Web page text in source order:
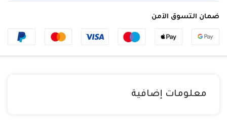
ضمان التسوق الآمن
معلومات إضافية